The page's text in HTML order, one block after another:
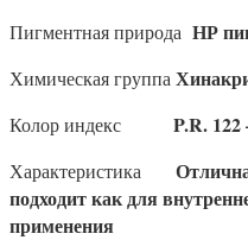
Пигментная природа НР
Химическая группа
Колор индекс P.R.
Характеристика
подходит как для
применения